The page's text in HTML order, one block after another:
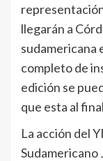
llegarán a
sudamericana
completo de
edición se
que esta al
La acción del
Sudamericano